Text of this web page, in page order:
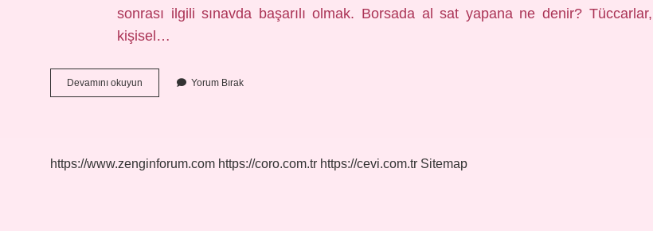
sonrası ilgili sınavda başarılı olmak. Borsada al sat yapana ne denir? Tüccarlar,
kişisel…
Devamını okuyun
Kime
Yorum Bırak
https://www.zenginforum.com https://coro.com.tr https://cevi.com.tr Sitemap